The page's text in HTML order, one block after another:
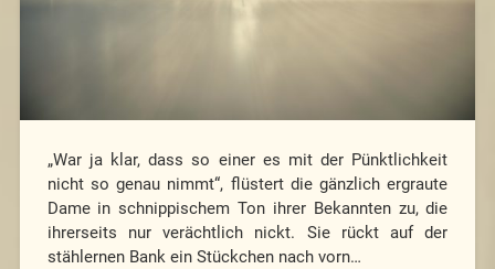
„War ja klar, dass so einer es mit der Pünktlichkeit
nicht so genau nimmt“, flüstert die gänzlich ergraute
Dame in schnippischem Ton ihrer Bekannten zu, die
ihrerseits nur verächtlich nickt. Sie rückt auf der
stählernen Bank ein Stückchen nach vorn…